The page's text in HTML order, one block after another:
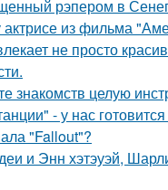
рэпером в
из фильма
не просто
знакомств целую
- у нас
"Fallout"?
и Энн хэтэуэй,